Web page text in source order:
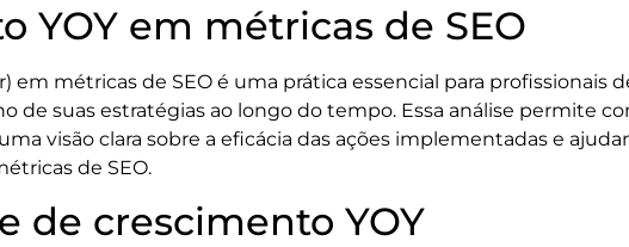
YOY em métricas de SEO
em métricas de SEO é uma prática essencial para
de suas estratégias ao longo do tempo. Essa análise permite
visão clara sobre a eficácia das ações implementadas e
de SEO.
de crescimento YOY